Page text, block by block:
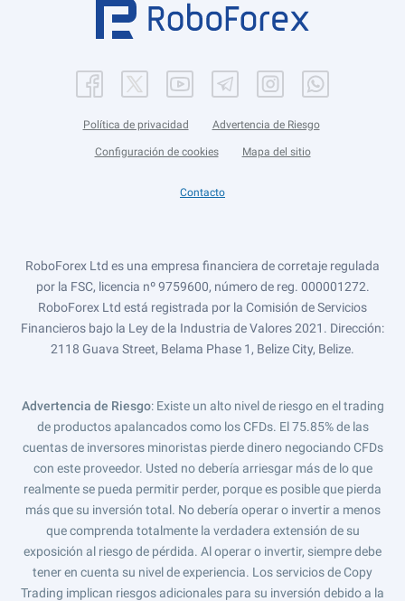
Política de privacidad Advertencia de Riesgo
Configuración de cookies Mapa del sitio
Contacto
RoboForex Ltd es una empresa financiera de corretaje regulada
por la FSC, licencia nº 9759600, número de reg. 000001272.
RoboForex Ltd está registrada por la Comisión de Servicios
Financieros bajo la Ley de la Industria de Valores 2021. Dirección:
2118 Guava Street, Belama Phase 1, Belize City, Belize.
Advertencia de Riesgo: Existe un alto nivel de riesgo en el trading
de productos apalancados como los CFDs. El 75.85% de las
cuentas de inversores minoristas pierde dinero negociando CFDs
con este proveedor. Usted no debería arriesgar más de lo que
realmente se pueda permitir perder, porque es posible que pierda
más que su inversión total. No debería operar o invertir a menos
que comprenda totalmente la verdadera extensión de su
exposición al riesgo de pérdida. Al operar o invertir, siempre debe
tener en cuenta su nivel de experiencia. Los servicios de Copy
Trading implican riesgos adicionales para su inversión debido a la